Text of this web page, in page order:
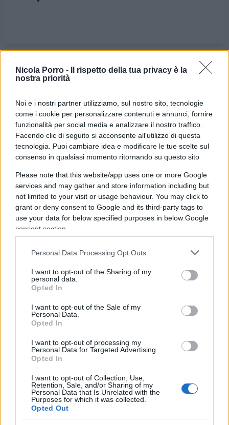
Nicola Porro -
Il rispetto della tua privacy è la
nostra priorità
Noi e i nostri partner utilizziamo, sul nostro sito, tecnologie
come i cookie per personalizzare contenuti e annunci, fornire
funzionalità per social media e analizzare il nostro traffico.
Facendo clic di seguito si acconsente all'utilizzo di questa
tecnologia. Puoi cambiare idea e modificare le tue scelte sul
consenso in qualsiasi momento ritornando su questo sito
Please note that this website/app uses one or more Google
services and may gather and store information including but
not limited to your visit or usage behaviour. You may click to
grant or deny consent to Google and its third-party tags to
use your data for below specified purposes in below Google
consent section.
Personal Data Processing Opt Outs
I want to opt-out of the Sharing of my
personal data.
Opted In
I want to opt-out of the Sale of my
Personal Data.
Opted In
I want to opt-out of processing my
Personal Data for Targeted Advertising.
Opted In
I want to opt-out of Collection, Use,
Retention, Sale, and/or Sharing of my
Personal Data that Is Unrelated with the
Purposes for which it was collected.
Opted Out
VIGNETTA DEL
19/04/2024
VIGNETTA DEL
Le vignette satiriche diBeppe Fantin, illustratore
trevigiano, nascono dalla passione dell'autore per
dare voce a situazioni, non solo politiche, attraverso i
disegni utilizzando da sempre la tecnica riconoscibile
dell'acquerello. Orgogliosamente un liberale di
centrodestra, il vignettista non fatica a trovare le sue
ispirazioni dall’attuale sinistra, che a suo dire, mai
come in questo momento sta dando il “meglio” di sé.
La satira è libertà di espressione o almeno lo è fino a
quando non supera l’indecenza, fino a quando non
offende e non è volgare. Una frase di Alexander
Pushkin lo accompagna da sempre: “Dove non arriva
la spada della legge, là giunge la frusta della satira”.
Tutta la differenza tra Ceuta e
l’emigrazione italiana negli
Non si tratta di negare il diritto d’asilo a chi ne ha